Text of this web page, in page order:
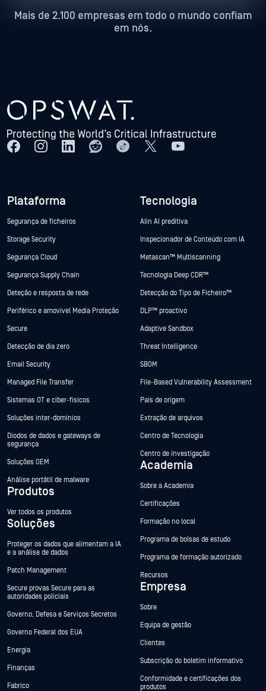
Mais de 2.100 empresas em todo o mundo confiam
em nós.
Plataforma
Segurança de ficheiros
Storage Security
Segurança Cloud
Segurança Supply Chain
Deteção e resposta de rede
Periférico e amovível Media Proteção
Secure
Detecção de dia zero
Email Security
Managed File Transfer
Sistemas OT e ciber-físicos
Soluções inter-domínios
Diodos de dados e gateways de
segurança
Soluções OEM
Análise portátil de malware
Produtos
Ver todos os produtos
Soluções
Proteger os dados que alimentam a IA
e a análise de dados
Patch Management
Secure provas Secure para as
autoridades policiais
Governo, Defesa e Serviços Secretos
Governo Federal dos EUA
Energia
Finanças
Fabrico
Tecnologia
Alin AI preditiva
Inspecionador de Conteúdo com IA
Metascan™ Multiscanning
Tecnologia Deep CDR™
Detecção do Tipo de Ficheiro™
DLP™ proactivo
Adaptive Sandbox
Threat Intelligence
SBOM
File-Based Vulnerability Assessment
País de origem
Extração de arquivos
Centro de Tecnologia
Centro de investigação
Academia
Sobre a Academia
Certificações
Formação no local
Programa de bolsas de estudo
Programa de formação autorizado
Recursos
Empresa
Sobre
Equipa de gestão
Clientes
Subscrição do boletim informativo
Conformidade e certificações dos
produtos